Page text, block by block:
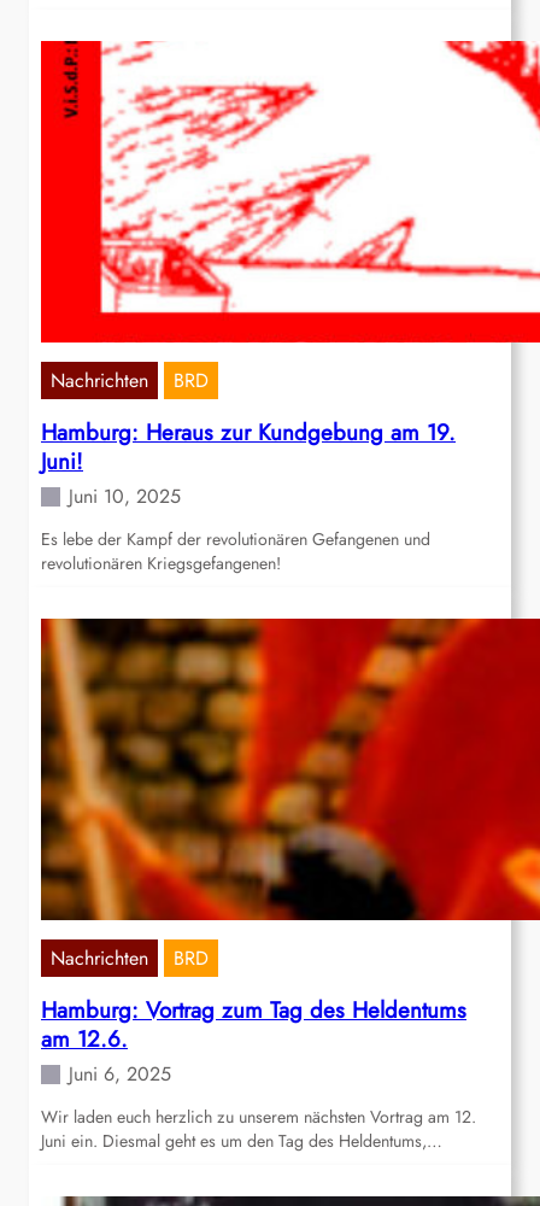
Nachrichten BRD
Hamburg: Heraus zur Kundgebung am 19.
Juni!
Juni 10, 2025
Es lebe der Kampf der revolutionären Gefangenen und
revolutionären Kriegsgefangenen!
Nachrichten BRD
Hamburg: Vortrag zum Tag des Heldentums
am 12.6.
Juni 6, 2025
Wir laden euch herzlich zu unserem nächsten Vortrag am 12.
Juni ein. Diesmal geht es um den Tag des Heldentums,…